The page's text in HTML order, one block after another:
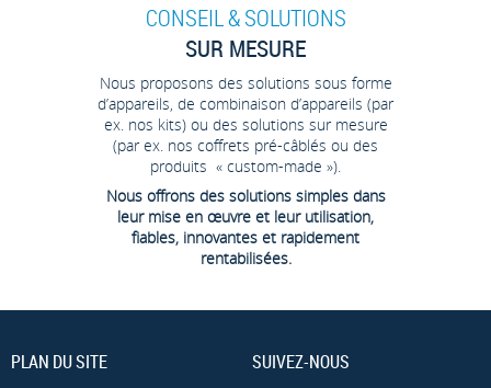
CONSEIL & SOLUTIONS
SUR MESURE
Nous proposons des solutions sous forme
d’appareils, de combinaison d’appareils (par
ex. nos kits) ou des solutions sur mesure
(par ex. nos coffrets pré-câblés ou des
produits « custom-made »).
Nous offrons des solutions simples dans
leur mise en œuvre et leur utilisation,
fiables, innovantes et rapidement
rentabilisées.
PLAN DU SITE SUIVEZ-NOUS